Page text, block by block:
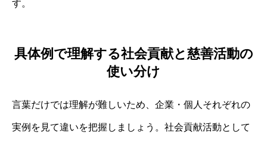
す。
具体例で理解する社会貢献と慈善活動の
使い分け
言葉だけでは理解が難しいため、企業・個人それぞれの
実例を見て違いを把握しましょう。社会貢献活動として